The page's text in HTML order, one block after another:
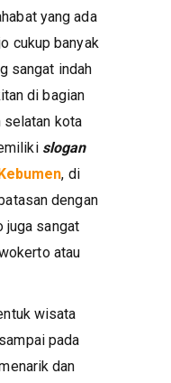
yang ada
cukup banyak
sangat indah
di bagian
selatan kota
slogan
, di
dengan
juga sangat
atau
wisata
pada
dan